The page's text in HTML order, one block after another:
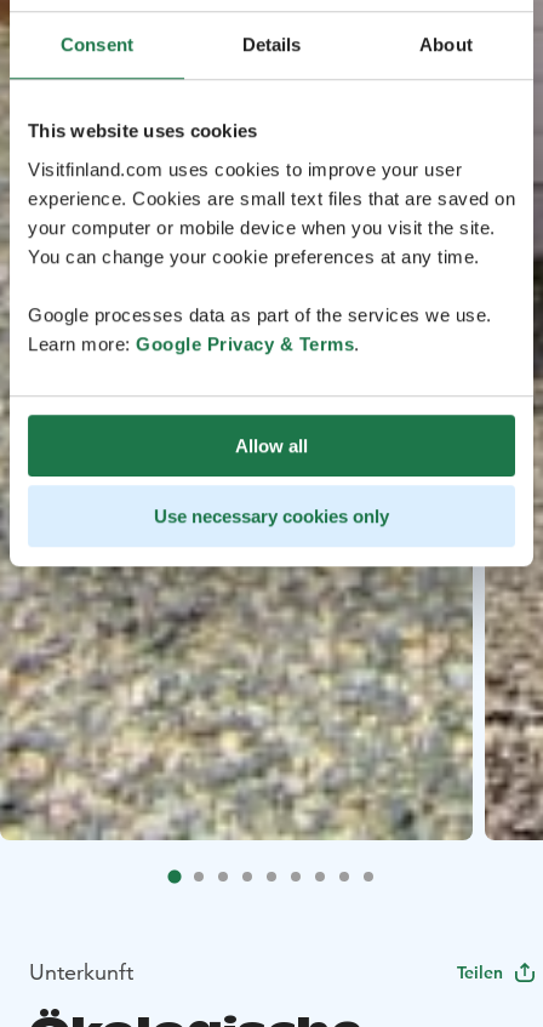
Consent Details About
This website uses cookies
Visitfinland.com uses cookies to improve your user
experience. Cookies are small text files that are saved on
your computer or mobile device when you visit the site.
You can change your cookie preferences at any time.
Google processes data as part of the services we use.
Learn more: Google Privacy & Terms.
Allow all
Use necessary cookies only
Unterkunft Teilen